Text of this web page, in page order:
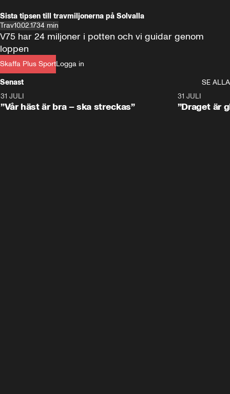
Sista tipsen till travmiljonerna på Solvalla
Trav10.02.1734 min
Skaffa Plus SportLogga in
V75 har 24 miljoner i potten och vi guidar genom
loppen
Senast
SE ALLA
31 JULI
”Vår häst är bra – ska streckas”
31 JULI
”Draget är